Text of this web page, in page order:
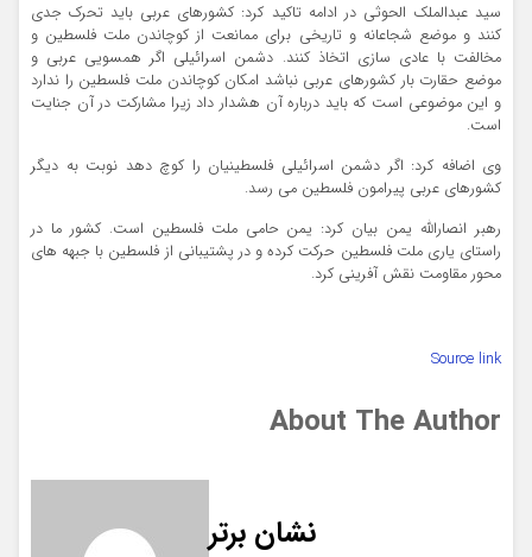
سید عبدالملک الحوثی در ادامه تاکید کرد: کشورهای عربی باید تحرک جدی
کنند و موضع شجاعانه و تاریخی برای ممانعت از کوچاندن ملت فلسطین و
مخالفت با عادی سازی اتخاذ کنند. دشمن اسرائیلی اگر همسویی عربی و
موضع حقارت بار کشورهای عربی نباشد امکان کوچاندن ملت فلسطین را ندارد
و این موضوعی است که باید درباره آن هشدار داد زیرا مشارکت در آن جنایت
است.
وی اضافه کرد: اگر دشمن اسرائیلی فلسطینیان را کوچ دهد نوبت به دیگر
کشورهای عربی پیرامون فلسطین می رسد.
رهبر انصارالله یمن بیان کرد: یمن حامی ملت فلسطین است. کشور ما در
راستای یاری ملت فلسطین حرکت کرده و در پشتیبانی از فلسطین با جبهه های
محور مقاومت نقش آفرینی کرد.
Source link
About The Author
نشان برتر